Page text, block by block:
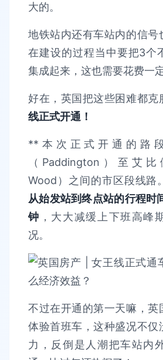
大的。
地铁站内还有车站内的信号
在建设的过程当中要把3个
集成起来，这也需要花费一
好在，英国把这些困难都克
线正式开通！
**本次正式开通的路
（Paddington）至艾
Wood）之间的市区段线路
从始发站到终点站的行程时
钟 ，大大减缓上下班高峰
况。
不过在开通的第一天嘛，英
体验首班车，这种盛况不仅
力，反倒是人潮把车站内